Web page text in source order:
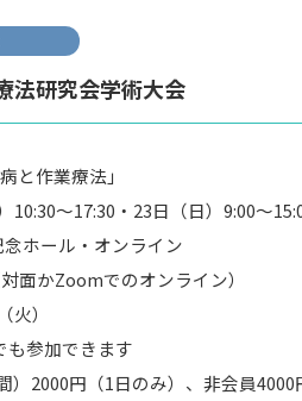
法研究会学術大会
と作業療法」
10:30～17:30・23日（日）9:00～
ホール・オンライン
面かZoomでのオンライン）
）
も参加できます
）2000円（1日のみ）、非会員